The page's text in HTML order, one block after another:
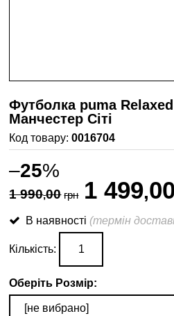
Футболка puma
Манчестер Сіті
0016704
–25%
1 990,00 грн 1 499,00
В наявності (термін
Кількість:
Оберіть Розмір: